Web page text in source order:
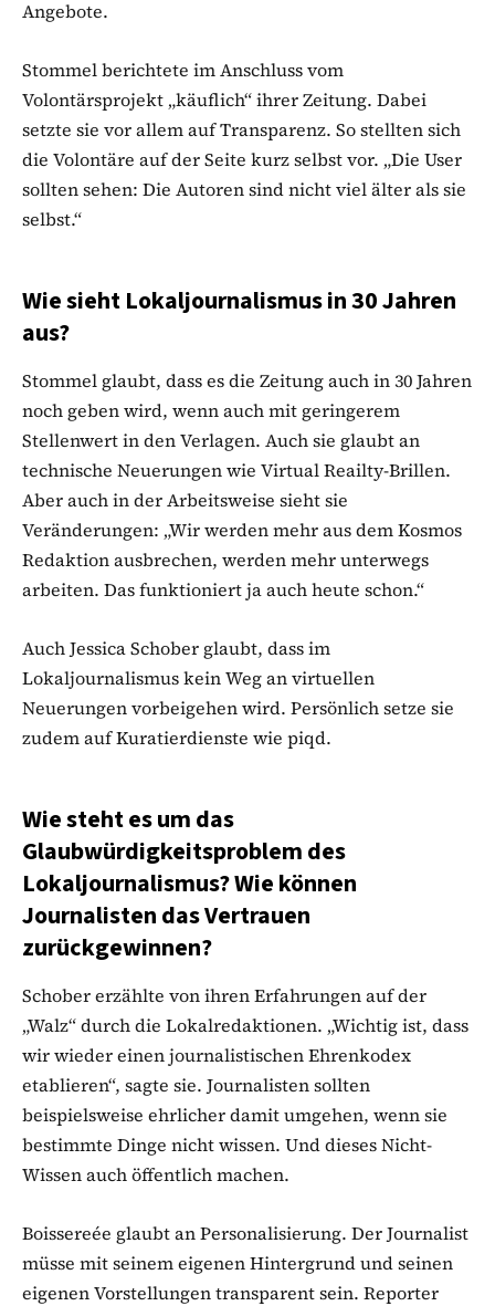
Angebote.
Stommel berichtete im Anschluss vom
Volontärsprojekt „käuflich“ ihrer Zeitung. Dabei
setzte sie vor allem auf Transparenz. So stellten sich
die Volontäre auf der Seite kurz selbst vor. „Die User
sollten sehen: Die Autoren sind nicht viel älter als sie
selbst.“
Wie sieht Lokaljournalismus in 30 Jahren
aus?
Stommel glaubt, dass es die Zeitung auch in 30 Jahren
noch geben wird, wenn auch mit geringerem
Stellenwert in den Verlagen. Auch sie glaubt an
technische Neuerungen wie Virtual Reailty-Brillen.
Aber auch in der Arbeitsweise sieht sie
Veränderungen: „Wir werden mehr aus dem Kosmos
Redaktion ausbrechen, werden mehr unterwegs
arbeiten. Das funktioniert ja auch heute schon.“
Auch Jessica Schober glaubt, dass im
Lokaljournalismus kein Weg an virtuellen
Neuerungen vorbeigehen wird. Persönlich setze sie
zudem auf Kuratierdienste wie piqd.
Wie steht es um das
Glaubwürdigkeitsproblem des
Lokaljournalismus? Wie können
Journalisten das Vertrauen
zurückgewinnen?
Schober erzählte von ihren Erfahrungen auf der
„Walz“ durch die Lokalredaktionen. „Wichtig ist, dass
wir wieder einen journalistischen Ehrenkodex
etablieren“, sagte sie. Journalisten sollten
beispielsweise ehrlicher damit umgehen, wenn sie
bestimmte Dinge nicht wissen. Und dieses Nicht-
Wissen auch öffentlich machen.
Boissereée glaubt an Personalisierung. Der Journalist
müsse mit seinem eigenen Hintergrund und seinen
eigenen Vorstellungen transparent sein. Reporter